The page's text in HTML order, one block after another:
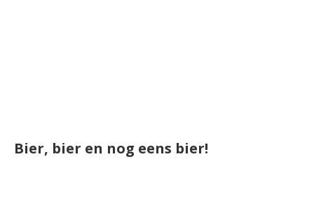
Bier, bier en nog eens bier!